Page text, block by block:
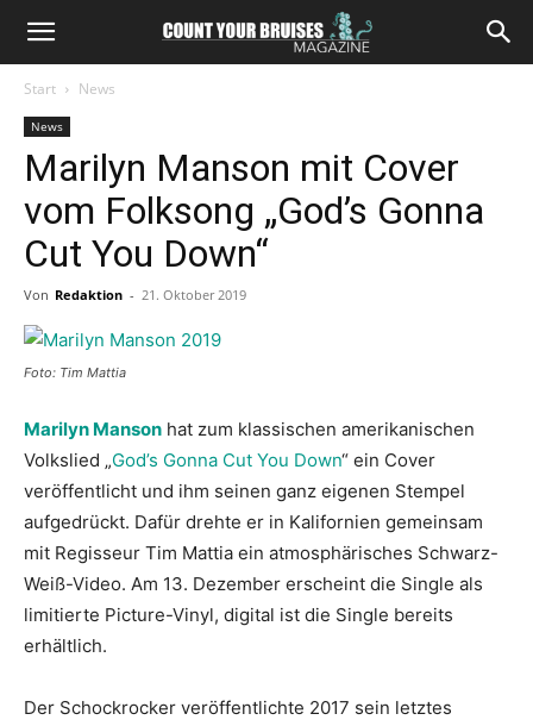
Start News
News
Marilyn Manson mit Cover
vom Folksong „God’s Gonna
Cut You Down“
Von Redaktion - 21. Oktober 2019
Foto: Tim Mattia
Marilyn Manson hat zum klassischen amerikanischen
Volkslied „God’s Gonna Cut You Down“ ein Cover
veröffentlicht und ihm seinen ganz eigenen Stempel
aufgedrückt. Dafür drehte er in Kalifornien gemeinsam
mit Regisseur Tim Mattia ein atmosphärisches Schwarz-
Weiß-Video. Am 13. Dezember erscheint die Single als
limitierte Picture-Vinyl, digital ist die Single bereits
erhältlich.
Der Schockrocker veröffentlichte 2017 sein letztes